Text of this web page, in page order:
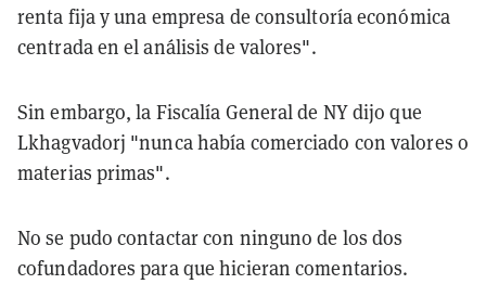
renta fija y una empresa de consultoría económica
centrada en el análisis de valores".
Sin embargo, la Fiscalía General de NY dijo que
Lkhagvadorj "nunca había comerciado con valores o
materias primas".
No se pudo contactar con ninguno de los dos
cofundadores para que hicieran comentarios.